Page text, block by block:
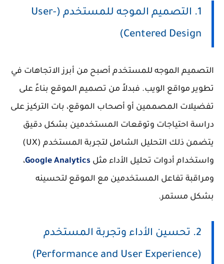
1. التصميم الموجه للمستخدم (User-
Centered Design)
التصميم الموجه للمستخدم أصبح من أبرز الاتجاهات في
تطوير مواقع الويب. فبدلاً من تصميم الموقع بناءً على
تفضيلات المصممين أو أصحاب الموقع، بات التركيز على
دراسة احتياجات وتوقعات المستخدمين بشكل دقيق
يتضمن ذلك التحليل الشامل لتجربة المستخدم (UX)
واستخدام أدوات تحليل الأداء مثل Google Analytics،
ومراقبة تفاعل المستخدمين مع الموقع لتحسينه
بشكل مستمر.
2. تحسين الأداء وتجربة المستخدم
(Performance and User Experience)